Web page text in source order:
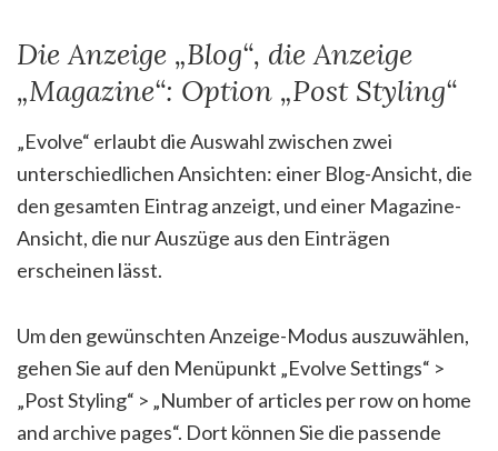
Die Anzeige „Blog“, die Anzeige
„Magazine“: Option „Post Styling“
„Evolve“ erlaubt die Auswahl zwischen zwei
unterschiedlichen Ansichten: einer Blog-Ansicht, die
den gesamten Eintrag anzeigt, und einer Magazine-
Ansicht, die nur Auszüge aus den Einträgen
erscheinen lässt.
Um den gewünschten Anzeige-Modus auszuwählen,
gehen Sie auf den Menüpunkt „Evolve Settings“ >
„Post Styling“ > „Number of articles per row on home
and archive pages“. Dort können Sie die passende